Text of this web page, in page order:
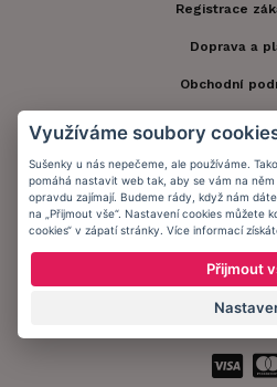
Registrace
Doprava a
Obchodní
Ochrana
Informační
Zůstaňte s
Využíváme soubory
Sušenky u nás nepečeme, ale používáme.
pomáhá nastavit web tak, aby se vám na
opravdu zajímají. Budeme rády, když nám
na „Přijmout vše“. Nastavení cookies můžete
cookies“ v zápatí stránky. Více informací
Přijmout